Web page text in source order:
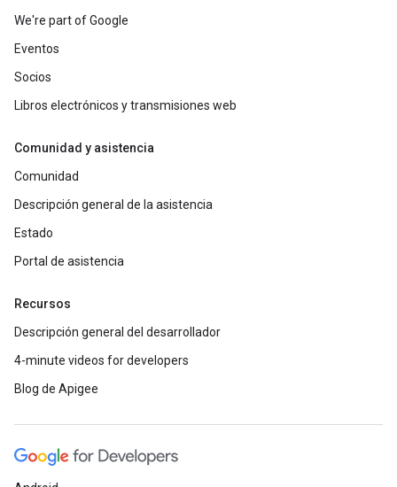
We're part of Google
Eventos
Socios
Libros electrónicos y transmisiones web
Comunidad y asistencia
Comunidad
Descripción general de la asistencia
Estado
Portal de asistencia
Recursos
Descripción general del desarrollador
4-minute videos for developers
Blog de Apigee